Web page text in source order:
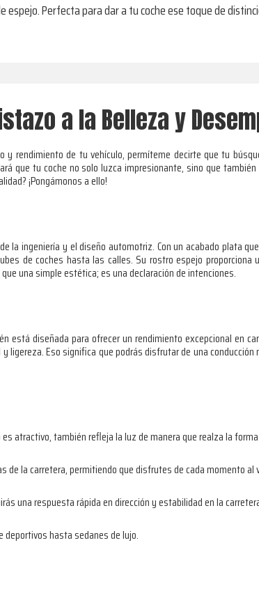
espejo. Perfecta para dar a tu coche ese toque de
a la Belleza y
rendimiento de tu vehículo, permíteme decirte que tu
que tu coche no solo luzca impresionante, sino que
¡Pongámonos a ello!
la ingeniería y el diseño automotriz. Con un acabado plata
de coches hasta las calles. Su rostro espejo
una simple estética; es una declaración de intenciones.
diseñada para ofrecer un rendimiento excepcional en
Eso significa que podrás disfrutar de una
atractivo, también refleja la luz de manera que realza la
de la carretera, permitiendo que disfrutes de cada momento al
una respuesta rápida en dirección y estabilidad en la
deportivos hasta sedanes de lujo.